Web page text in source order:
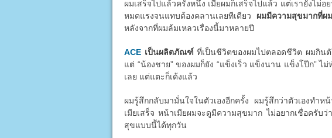
ผมเสร็จไปแล้วครั้งหนึ่ง เมียผมก็เสร็จไปแล้ว แต่เรายังไม่
หมดแรงจนแทบต้องคลานเลยทีเดียว ผมมีความสุขมากที่ผ
หลังจากที่ผมล้มเหลวเรื่องนี้มาหลายปี
ACEเป็นผลิตภัณฑ์ที่เป็นชีวิตของผมไปตลอดชีวิต ผมกิ
แต่ “น้องชาย” ของผมก็ยัง “แข็งเร็ว แข็งนาน แข็งโป๊ก” ไม่
เลย แต่แตะก็เด้งแล้ว
ผมรู้สึกกลับมามั่นใจในตัวเองอีกครั้ง ผมรู้สึกว่าตัวเองทำ
เมียเสร็จ หน้าเมียผมจะดูมีความสุขมาก ไม่อยากเชื่อครับ
สุขแบบนี้ได้ทุกวัน